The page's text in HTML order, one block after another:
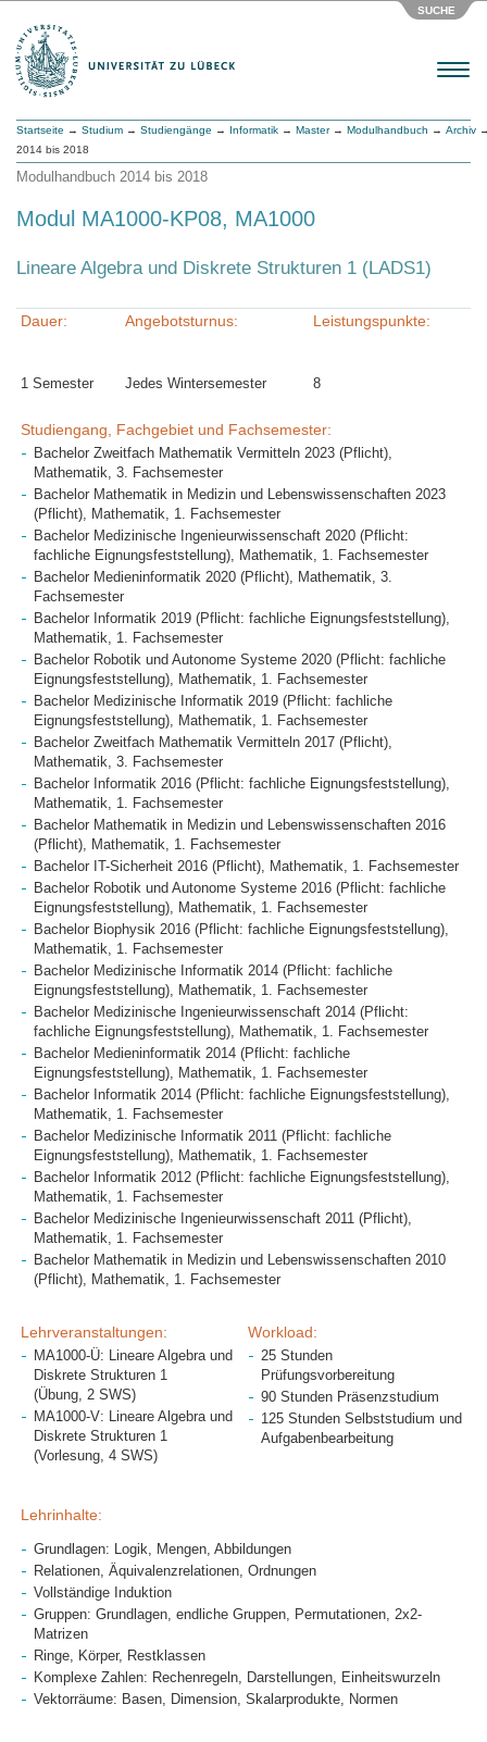
SUCHE
Menu
Startseite → Studium → Studiengänge → Informatik → Master→ Modulhandbuch → Archiv
2014 bis 2018
Modulhandbuch 2014 bis 2018
Modul MA1000-KP08, MA1000
Lineare Algebra und Diskrete Strukturen 1 (LADS1)
Dauer:
1 Semester
Angebotsturnus:
Jedes Wintersemester
Leistungspunkte:
8
Studiengang, Fachgebiet und Fachsemester:
Bachelor Zweitfach Mathematik Vermitteln 2023 (Pflicht),
Mathematik, 3. Fachsemester
Bachelor Mathematik in Medizin und Lebenswissenschaften 2023
(Pflicht), Mathematik, 1. Fachsemester
Bachelor Medizinische Ingenieurwissenschaft 2020 (Pflicht:
fachliche Eignungsfeststellung), Mathematik, 1. Fachsemester
Bachelor Medieninformatik 2020 (Pflicht), Mathematik, 3.
Fachsemester
Bachelor Informatik 2019 (Pflicht: fachliche Eignungsfeststellung),
Mathematik, 1. Fachsemester
Bachelor Robotik und Autonome Systeme 2020 (Pflicht: fachliche
Eignungsfeststellung), Mathematik, 1. Fachsemester
Bachelor Medizinische Informatik 2019 (Pflicht: fachliche
Eignungsfeststellung), Mathematik, 1. Fachsemester
Bachelor Zweitfach Mathematik Vermitteln 2017 (Pflicht),
Mathematik, 3. Fachsemester
Bachelor Informatik 2016 (Pflicht: fachliche Eignungsfeststellung),
Mathematik, 1. Fachsemester
Bachelor Mathematik in Medizin und Lebenswissenschaften 2016
(Pflicht), Mathematik, 1. Fachsemester
Bachelor IT-Sicherheit 2016 (Pflicht), Mathematik, 1. Fachsemester
Bachelor Robotik und Autonome Systeme 2016 (Pflicht: fachliche
Eignungsfeststellung), Mathematik, 1. Fachsemester
Bachelor Biophysik 2016 (Pflicht: fachliche Eignungsfeststellung),
Mathematik, 1. Fachsemester
Bachelor Medizinische Informatik 2014 (Pflicht: fachliche
Eignungsfeststellung), Mathematik, 1. Fachsemester
Bachelor Medizinische Ingenieurwissenschaft 2014 (Pflicht:
fachliche Eignungsfeststellung), Mathematik, 1. Fachsemester
Bachelor Medieninformatik 2014 (Pflicht: fachliche
Eignungsfeststellung), Mathematik, 1. Fachsemester
Bachelor Informatik 2014 (Pflicht: fachliche Eignungsfeststellung),
Mathematik, 1. Fachsemester
Bachelor Medizinische Informatik 2011 (Pflicht: fachliche
Eignungsfeststellung), Mathematik, 1. Fachsemester
Bachelor Informatik 2012 (Pflicht: fachliche Eignungsfeststellung),
Mathematik, 1. Fachsemester
Bachelor Medizinische Ingenieurwissenschaft 2011 (Pflicht),
Mathematik, 1. Fachsemester
Bachelor Mathematik in Medizin und Lebenswissenschaften 2010
(Pflicht), Mathematik, 1. Fachsemester
Lehrveranstaltungen:
MA1000-Ü: Lineare Algebra und
Diskrete Strukturen 1
(Übung, 2 SWS)
MA1000-V: Lineare Algebra und
Diskrete Strukturen 1
(Vorlesung, 4 SWS)
Workload:
25 Stunden
Prüfungsvorbereitung
90 Stunden Präsenzstudium
125 Stunden Selbststudium und
Aufgabenbearbeitung
Lehrinhalte:
Grundlagen: Logik, Mengen, Abbildungen
Relationen, Äquivalenzrelationen, Ordnungen
Vollständige Induktion
Gruppen: Grundlagen, endliche Gruppen, Permutationen, 2x2-
Matrizen
Ringe, Körper, Restklassen
Komplexe Zahlen: Rechenregeln, Darstellungen, Einheitswurzeln
Vektorräume: Basen, Dimension, Skalarprodukte, Normen